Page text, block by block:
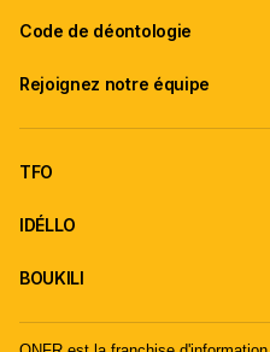
Code de déontologie
Rejoignez notre équipe
TFO
IDÉLLO
BOUKILI